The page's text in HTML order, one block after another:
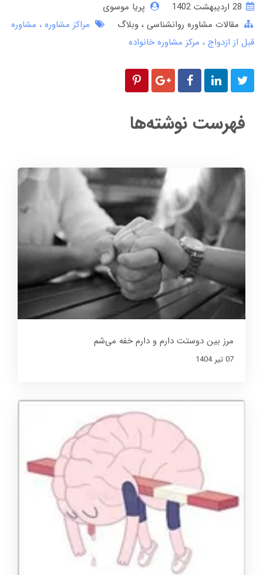
پریا موسوی
مقالات مشاوره روانشناسی وبلاگ مراکز مشاوره
مشاوره
قبل از ازدواج
مرکز مشاوره خانواده
فهرست نوشته‌ها
مرز بین دوستت دارم و دارم خفه می‌شم
07 تير 1404